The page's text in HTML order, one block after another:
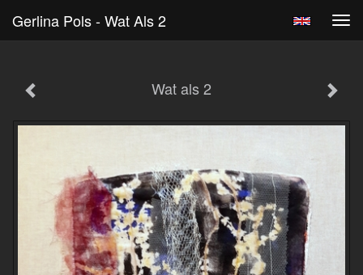
Gerlina Pols - Wat Als 2
Wat als 2